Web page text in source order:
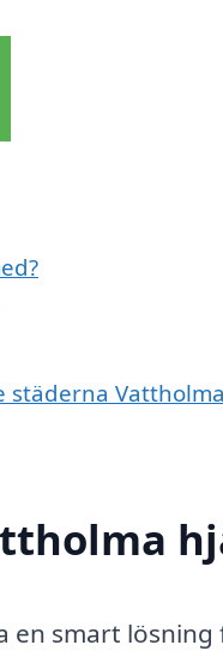
städerna Vattholma
en smart